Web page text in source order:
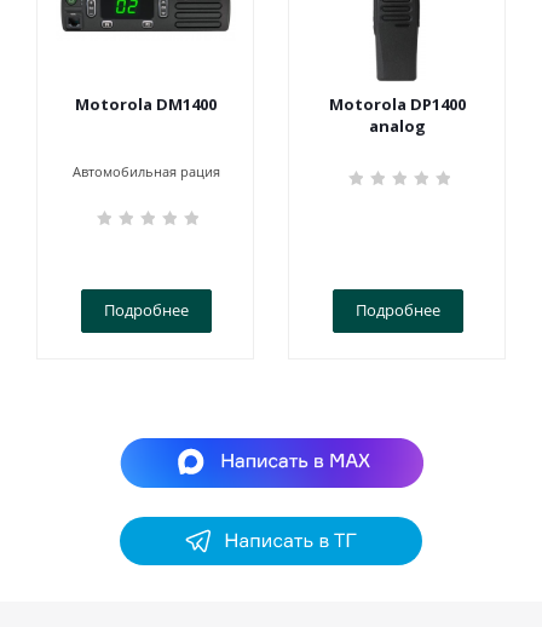
Motorola DM1400
Автомобильная рация
Подробнее
Motorola DP1400
analog
Подробнее